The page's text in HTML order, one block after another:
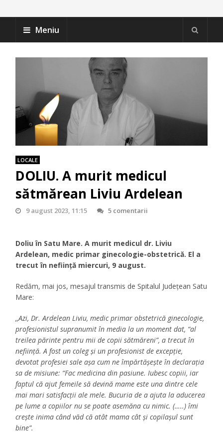
Meniu
LOCALE
DOLIU. A murit medicul
sătmărean Liviu Ardelean
9 august 2023, 11:15 5 comentarii
Doliu în Satu Mare. A murit medicul dr. Liviu
Ardelean, medic primar ginecologie-obstetrică. El a
trecut în neființă miercuri, 9 august.
Redăm, mai jos, mesajul transmis de Spitalul Județean Satu
Mare:
,,Azi, Dr. Ardelean Liviu, medic primar obstetrică ginecologie,
profesionistul supranumit în media la un moment dat, “al
treilea părinte pentru mii de copii sătmăreni”, a trecut în
neființă. A fost un coleg și un profesionist de excepție,
devotat profesiei sale așa cum ne împărtășește în declarația
sa de misiune: “Fac medicina din pasiune. Iubesc copiii, iar
faptul că ajut femeile să devină mame este una dintre cele
mai mari satisfacții ale mele. Bucuria de a ajuta la aducerea
pe lume a copiilor nu se poate asemăna cu nimic. (…..) îmi
crește inima când văd că atât mama cât și copilașul sunt
bine”.